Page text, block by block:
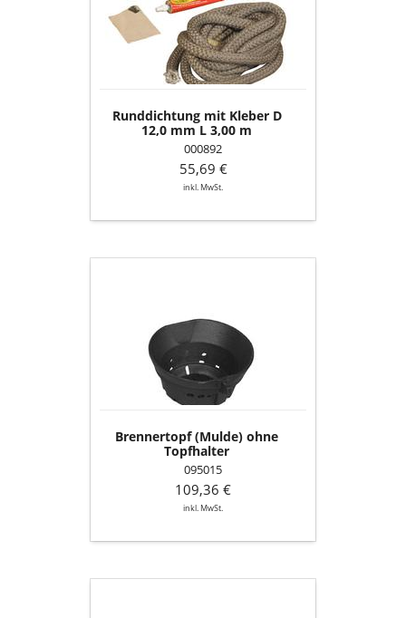
12,0
mm
Runddichtung mit Kleber D
12,0 mm L 3,00 m
000892
55,69 €
inkl. MwSt.
Topfhalter
Brennertopf (Mulde) ohne
Topfhalter
095015
109,36 €
inkl. MwSt.